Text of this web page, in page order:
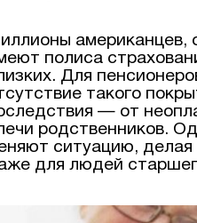
американцев,
полиса
Для
такого
— от
родственников.
ситуацию,
для людей